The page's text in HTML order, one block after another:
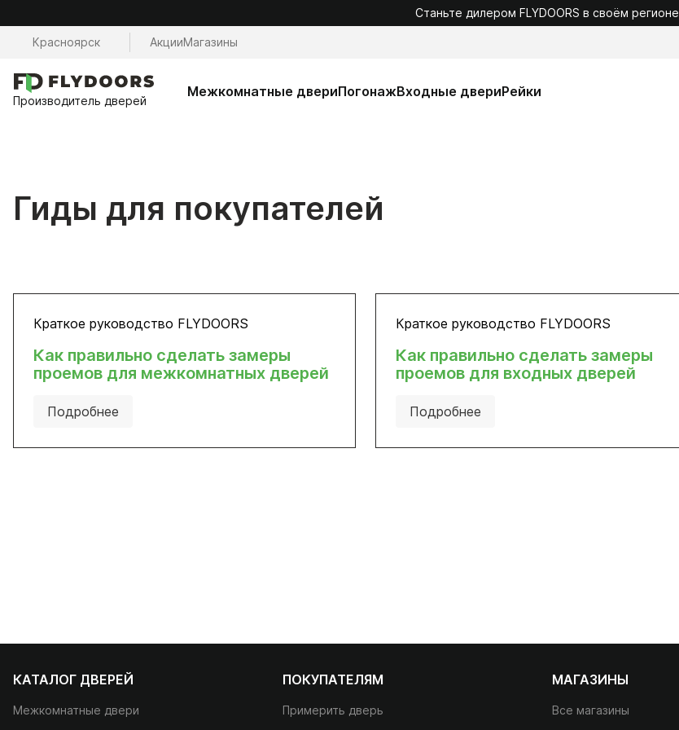
Станьте дилером FLYDOORS в своём регионе
Красноярск АкцииМагазины
Производитель дверей
Межкомнатные двериПогонажВходные двериРейки
Гиды для покупателей
Краткое руководство FLYDOORS
Как правильно сделать замеры
проемов для межкомнатных дверей
Подробнее
Краткое руководство FLYDOORS
Как правильно сделать замеры
проемов для входных дверей
Подробнее
КАТАЛОГ ДВЕРЕЙ
Межкомнатные двери
ПОКУПАТЕЛЯМ
Примерить дверь
МАГАЗИНЫ
Все магазины